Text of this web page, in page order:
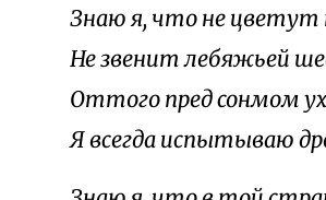
Знаю я, что не
Не звенит лебяжьей
Оттого пред сонмом
Я всегда испытываю